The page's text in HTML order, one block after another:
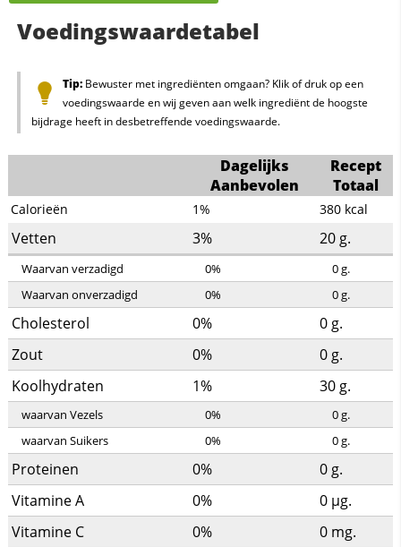
Voedingswaardetabel
Tip:Bewuster met ingrediënten omgaan? Klik of druk op een
voedingswaarde en wij geven aan welk ingrediënt de hoogste
bijdrage heeft in desbetreffende voedingswaarde.
Dagelijks
Aanbevolen
Recept
Totaal
Calorieën 1% 380 kcal
Vetten 3% 20 g.
Waarvan verzadigd 0% 0g.
Waarvan onverzadigd
0% 0g.
Cholesterol 0% 0 g.
Zout
0% 0 g.
Koolhydraten
1% 30 g.
waarvan Vezels 0% 0g.
waarvan Suikers
0% 0g.
Proteinen 0% 0 g.
Vitamine A
0% 0 µg.
Vitamine C
0% 0 mg.